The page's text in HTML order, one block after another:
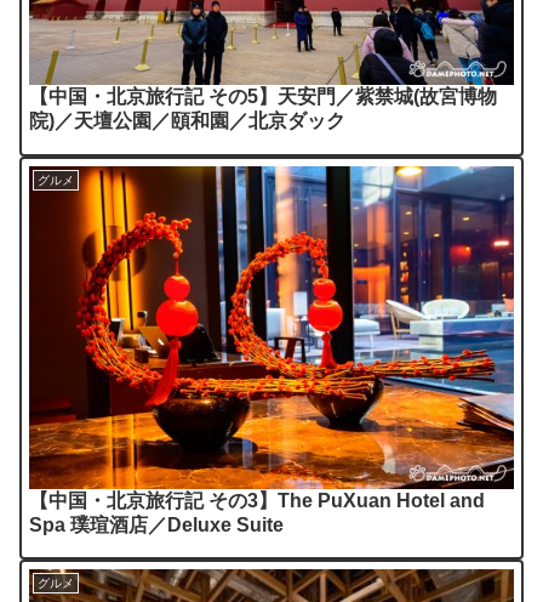
【中国・北京旅行記 その5】天安門／紫禁城(故宮博物
院)／天壇公園／頤和園／北京ダック
グルメ
【中国・北京旅行記 その3】The PuXuan Hotel and
Spa 璞瑄酒店／Deluxe Suite
グルメ